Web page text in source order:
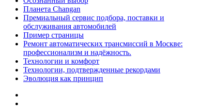
Планета Changan
Премиальный сервис подбора, поставки и
обслуживания автомобилей
Пример страницы
Ремонт автоматических трансмиссий в Москве:
профессионализм и надёжность.
Технологии и комфорт
Технологии, подтвержденные рекордами
Эволюция как принцип